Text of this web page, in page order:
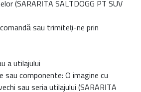
(SARARITA SALTDOGG PT SUV
sau trimiteți-ne prin
a utilajului
sau componente: O imagine cu
sau seria utilajului (SARARITA